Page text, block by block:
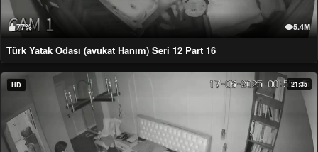
77% 5.4M
Türk Yatak Odası (avukat Hanım) Seri 12 Part 16
HD 21:35